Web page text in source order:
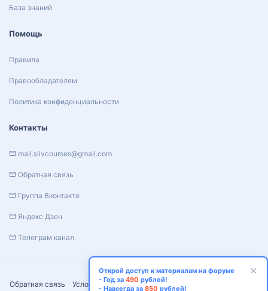
Обратная связь Условия и правила Политика конфиденциальности
База знаний
Помощь
Правила
Правообладателям
Политика конфиденциальности
Контакты
mail.slivcourses@gmail.com
Обратная связь
Группа Вконтакте
Яндекс Дзен
Телеграм канал
Открой доступ к материалам на форуме
- Год за 490 рублей!
- Навсегда за 850 рублей!